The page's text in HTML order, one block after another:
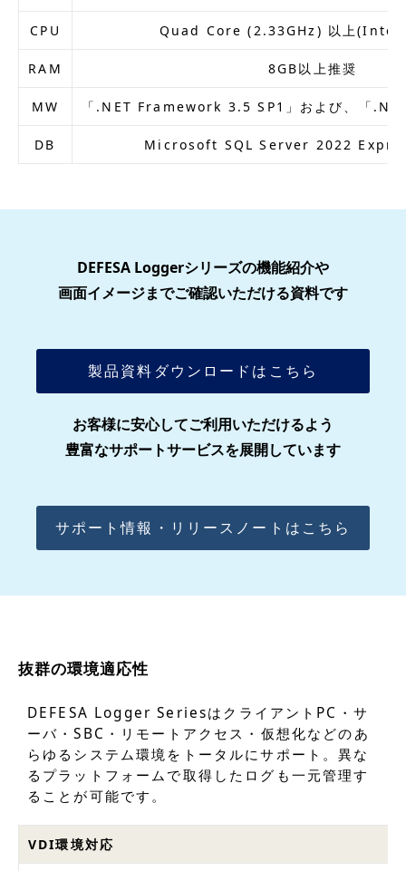
CPU Quad Core (2.33GHz) 以上(Intel
RAM 8GB以上推奨
MW 「.NET Framework 3.5 SP1」および、「
DB Microsoft SQL Server 2022
DEFESA Loggerシリーズの機能紹介や
画面イメージまでご確認いただける資料です
製品資料ダウンロードはこちら
お客様に安心してご利用いただけるよう
豊富なサポートサービスを展開しています
サポート情報・リリースノートはこちら
抜群の環境適応性
DEFESA Logger SeriesはクライアントPC・サ
ーバ・SBC・リモートアクセス・仮想化などのあ
らゆるシステム環境をトータルにサポート。異な
るプラットフォームで取得したログも一元管理す
ることが可能です。
VDI環境対応